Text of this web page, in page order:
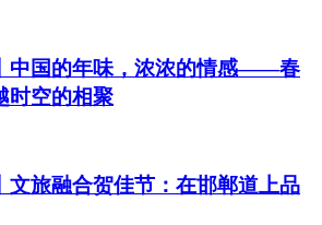
中国的年味，浓浓的情感——春
时空的相聚
文旅融合贺佳节：在邯郸道上品